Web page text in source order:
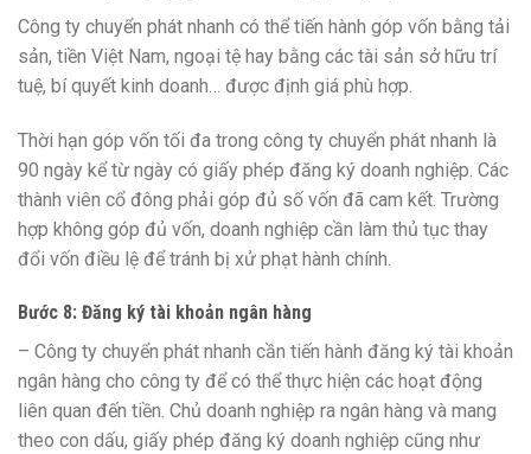
Công ty chuyển phát nhanh có thể tiến hành góp vốn bằng tải
sản, tiền Việt Nam, ngoại tệ hay bằng các tài sản sở hữu trí
tuệ, bí quyết kinh doanh… được định giá phù hợp.
Thời hạn góp vốn tối đa trong công ty chuyển phát nhanh là
90 ngày kể từ ngày có giấy phép đăng ký doanh nghiệp. Các
thành viên cổ đông phải góp đủ số vốn đã cam kết. Trường
hợp không góp đủ vốn, doanh nghiệp cần làm thủ tục thay
đổi vốn điều lệ để tránh bị xử phạt hành chính.
Bước 8: Đăng ký tài khoản ngân hàng
– Công ty chuyển phát nhanh cần tiến hành đăng ký tài khoản
ngân hàng cho công ty để có thể thực hiện các hoạt động
liên quan đến tiền. Chủ doanh nghiệp ra ngân hàng và mang
theo con dấu, giấy phép đăng ký doanh nghiệp cũng như